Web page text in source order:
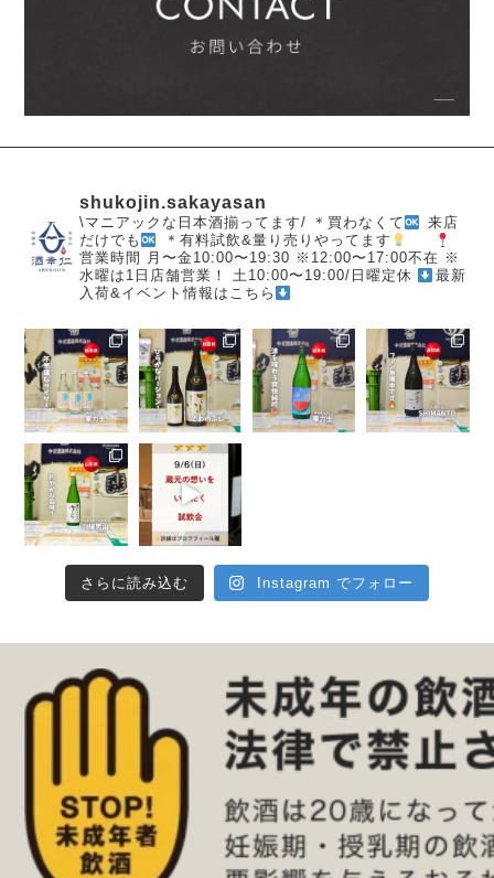
shukojin.sakayasan
\マニアックな日本酒揃ってます/ ＊買わなくて
来店
だけでも
＊有料試飲&量り売りやってます
営業時間
月〜金10:00〜19:30 ※12:00〜17:00不在 ※
水曜は1日店舗営業！
土10:00〜19:00/日曜定休
最新
入荷&イベント情報はこちら
さらに読み込む Instagram でフォロー